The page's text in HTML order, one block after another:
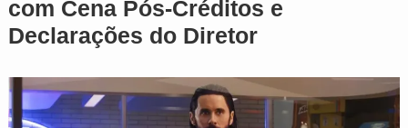
com Cena Pós-Créditos e
Declarações do Diretor